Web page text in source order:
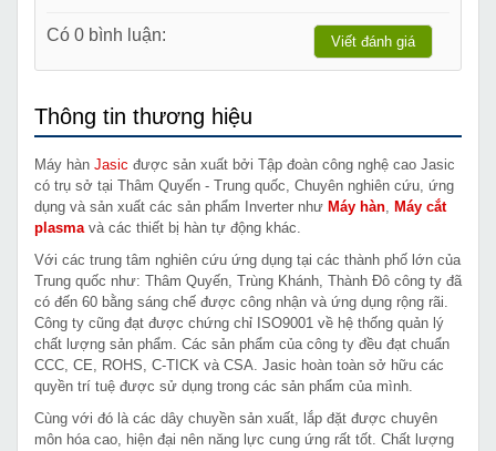
Có 0 bình luận: Viết đánh giá
Thông tin thương hiệu
Máy hàn Jasic được sản xuất bởi Tập đoàn công nghệ cao Jasic
có trụ sở tại Thâm Quyến - Trung quốc, Chuyên nghiên cứu, ứng
dụng và sản xuất các sản phẩm Inverter như Máy hàn, Máy cắt
plasmavà các thiết bị hàn tự động khác.
Với các trung tâm nghiên cứu ứng dụng tại các thành phố lớn của
Trung quốc như: Thâm Quyến, Trùng Khánh, Thành Đô công ty đã
có đến 60 bằng sáng chế được công nhận và ứng dụng rộng rãi.
Công ty cũng đạt được chứng chỉ ISO9001 về hệ thống quản lý
chất lượng sản phẩm. Các sản phẩm của công ty đều đạt chuẩn
CCC, CE, ROHS, C-TICK và CSA. Jasic hoàn toàn sở hữu các
quyền trí tuệ được sử dụng trong các sản phẩm của mình.
Cùng với đó là các dây chuyền sản xuất, lắp đặt được chuyên
môn hóa cao, hiện đại nên năng lực cung ứng rất tốt. Chất lượng